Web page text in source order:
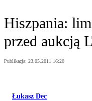
Hiszpania:
przed aukcją
Publikacja: 23.05.2011 16:20
Łukasz Dec